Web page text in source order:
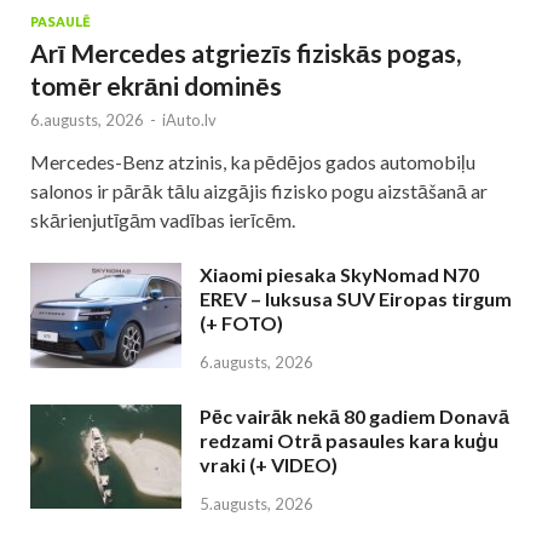
PASAULĒ
Arī Mercedes atgriezīs fiziskās pogas,
tomēr ekrāni dominēs
6.augusts, 2026 - iAuto.lv
Mercedes-Benz atzinis, ka pēdējos gados automobiļu
salonos ir pārāk tālu aizgājis fizisko pogu aizstāšanā ar
skārienjutīgām vadības ierīcēm.
Xiaomi piesaka SkyNomad N70
EREV – luksusa SUV Eiropas tirgum
(+ FOTO)
6.augusts, 2026
Pēc vairāk nekā 80 gadiem Donavā
redzami Otrā pasaules kara kuģu
vraki (+ VIDEO)
5.augusts, 2026